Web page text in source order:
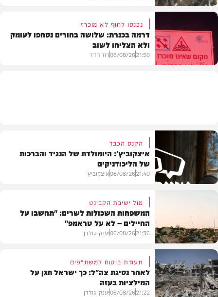
בעולם
נכנסו לחוף לא מוכרז
דרמה בכנרת: שלושה בחורים נסחפו לעומק
ולא הצליחו לשוב
21:50
06/08/26דוד חדד
חדשות
הקנס הכבד
איצקוביץ': היומולדת של הנגיד והברכות
של הליכודניקים
21:40
06/08/26איצקוביץ'
צבא וביטחון
מול ישיבת הקבינט
המשפחות השכולות לשרים: "תחשבו על
החיילים – לא על טראמפ"
21:36
06/08/26יענקי גולדן
תעודת ביטוח למשת"פים
לאחר נסיגת צה"ל: כך ישראל תגן על
המילציות בעזה
21:22
06/08/26יענקי גולדן